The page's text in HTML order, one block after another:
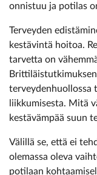
onnistuu ja potilas
Terveyden
kestävintä hoitoa.
tarvetta on
terveydenhuollossa
liikkumisesta. Mitä
kestävämpää suun
Välillä se, että ei
olemassa oleva
potilaan